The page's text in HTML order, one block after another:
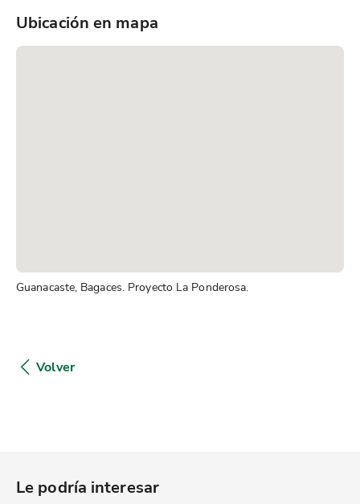
Ubicación en mapa
Guanacaste, Bagaces. Proyecto La Ponderosa.
Volver
Le podría interesar